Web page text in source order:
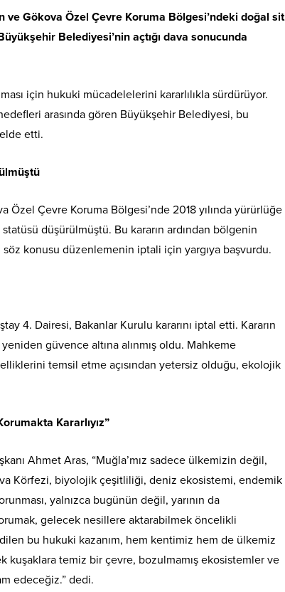
ve Gökova Özel Çevre Koruma Bölgesi’ndeki doğal sit
Belediyesi’nin açtığı dava sonucunda
için hukuki mücadelelerini kararlılıkla sürdürüyor.
arasında gören Büyükşehir Belediyesi, bu
etti.
Çevre Koruma Bölgesi’nde 2018 yılında yürürlüğe
düşürülmüştü. Bu kararın ardından bölgenin
konusu düzenlemenin iptali için yargıya başvurdu.
4. Dairesi, Bakanlar Kurulu kararını iptal etti. Kararın
güvence altına alınmış oldu. Mahkeme
temsil etme açısından yetersiz olduğu, ekolojik
Kararlıyız”
Ahmet Aras, “Muğla’mız sadece ülkemizin değil,
Körfezi, biyolojik çeşitliliği, deniz ekosistemi, endemik
yalnızca bugünün değil, yarının da
gelecek nesillere aktarabilmek öncelikli
bu hukuki kazanım, hem kentimiz hem de ülkemiz
kuşaklara temiz bir çevre, bozulmamış ekosistemler ve
edeceğiz.” dedi.